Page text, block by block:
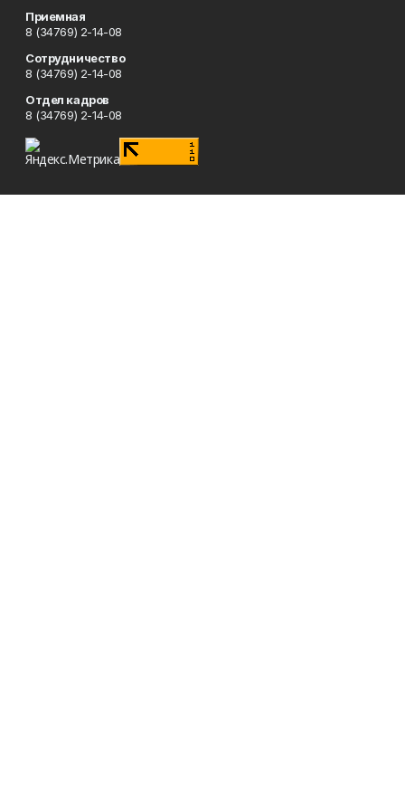
Приемная
8 (34769) 2-14-08
Сотрудничество
8 (34769) 2-14-08
Отдел кадров
8 (34769) 2-14-08